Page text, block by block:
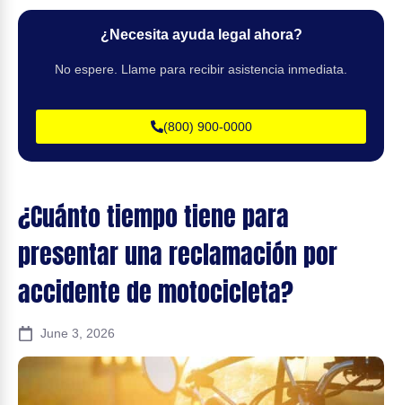
¿Cuánto tiempo tiene para
presentar una reclamación por
accidente de motocicleta?
June 3, 2026
¿Necesita ayuda legal ahora?
No espere. Llame para recibir asistencia inmediata.
(800) 900-0000